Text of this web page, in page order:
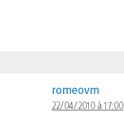
romeovm
22/04/2010 à 17:00